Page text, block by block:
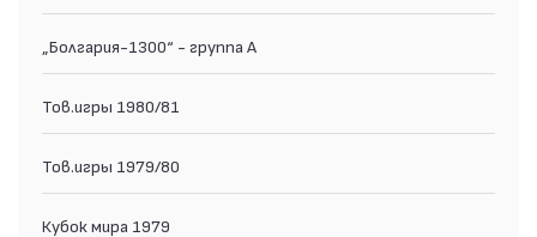
„Болгария-1300“ - группа А
Тов.игры 1980/81
Тов.игры 1979/80
Кубок мира 1979